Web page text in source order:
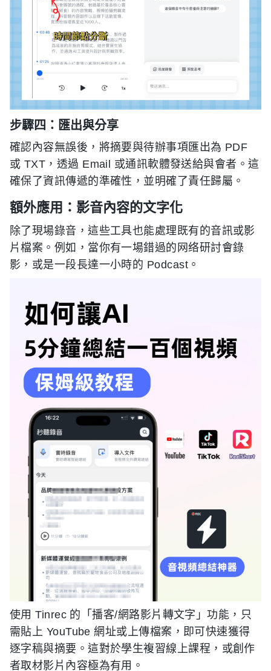
步驟四：匯出與分享
確認內容無誤後，將摘要與待辦事項匯出為 PDF
或 TXT，透過 Email 或通訊軟體發送給與會者。這
確保了資訊傳遞的準確性，並明確了責任歸屬。
額外應用：影音內容的文字化
除了現場錄音，這些工具也能處理既有的音訊或影
片檔案。例如，當你有一場錯過的网络研討會錄
影，或是一段長達一小時的 Podcast。
使用 Tinrec 的「播客/網路影片轉文字」功能，只
需貼上 YouTube 網址或上傳檔案，即可快速獲得
逐字稿與摘要。這對於學生複習線上課程，或創作
者取材影片內容極為有用。